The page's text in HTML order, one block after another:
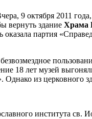
9 октября 2011
вернуть здание Храма
партия
18 лет музей
из церковного
института св.